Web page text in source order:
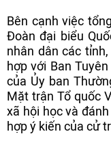
Bên cạnh việc
Đoàn đại biểu
nhân dân các
hợp với Ban
của Ủy ban
Mặt trận Tổ quốc
xã hội học và
hợp ý kiến của cử